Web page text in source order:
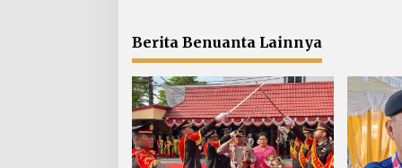
Berita Benuanta Lainnya